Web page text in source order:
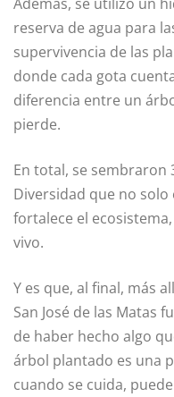
reserva de agua para
supervivencia de las
donde cada gota
diferencia entre un
pierde.
En total, se sembraron
Diversidad que no solo
fortalece el
vivo.
Y es que, al final, más
San José de las Matas
de haber hecho algo
árbol plantado es una
cuando se cuida,